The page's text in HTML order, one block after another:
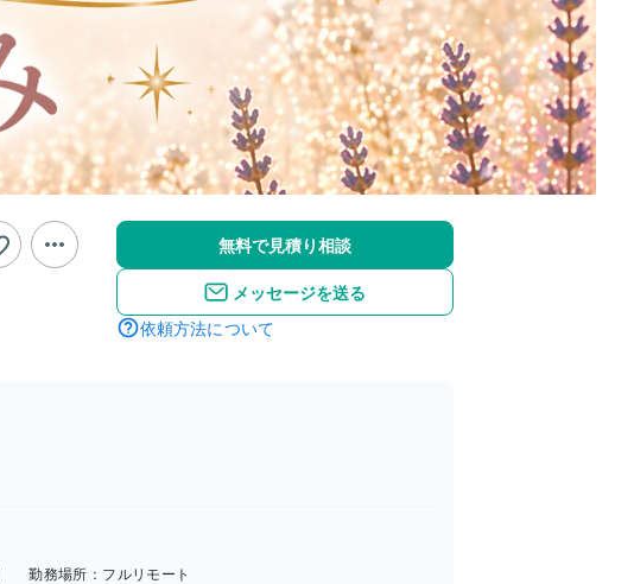
無料で見積り相談
メッセージを送る
依頼方法について
勤務場所： フルリモート